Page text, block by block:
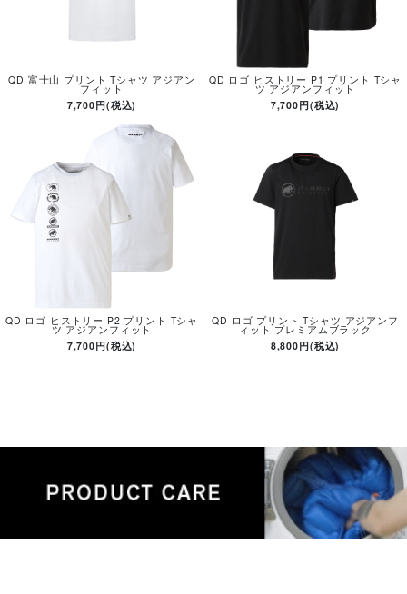
QD 富士山 プリント Tシャツ アジアン
フィット
7,700円(税込)
QD ロゴ ヒストリー P1 プリント Tシャ
ツ アジアンフィット
7,700円(税込)
QD ロゴ ヒストリー P2 プリント Tシャ
ツ アジアンフィット
7,700円(税込)
QD ロゴ プリント Tシャツ アジアンフ
ィット プレミアムブラック
8,800円(税込)